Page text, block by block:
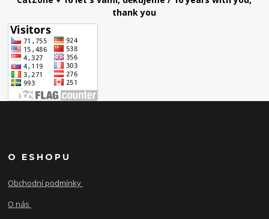
thank you
O ESHOPU
Obchodní podmínky
O nás